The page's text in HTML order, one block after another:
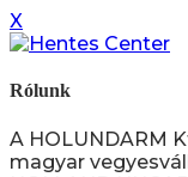
X
Rólunk
A HOLUNDARM
magyar